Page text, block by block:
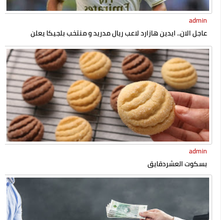
admin
عاجل الان.. ايدين هازارد لاعب ريال مدريد و منتخب بلجيكا يعلن
إسلامه رسميا
admin
بسكوت العشردقايق